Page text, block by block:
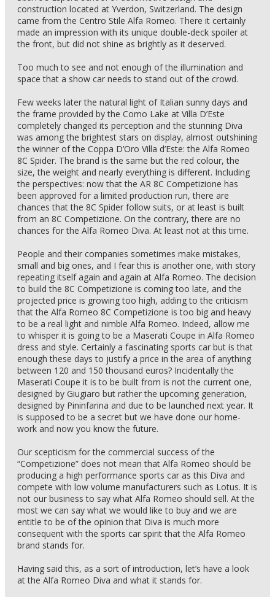
construction located at Yverdon, Switzerland. The design
came from the Centro Stile Alfa Romeo. There it certainly
made an impression with its unique double-deck spoiler at
the front, but did not shine as brightly as it deserved.
Too much to see and not enough of the illumination and
space that a show car needs to stand out of the crowd.
Few weeks later the natural light of Italian sunny days and
the frame provided by the Como Lake at Villa D’Este
completely changed its perception and the stunning Diva
was among the brightest stars on display, almost outshining
the winner of the Coppa D’Oro Villa d’Este: the Alfa Romeo
8C Spider. The brand is the same but the red colour, the
size, the weight and nearly everything is different. Including
the perspectives: now that the AR 8C Competizione has
been approved for a limited production run, there are
chances that the 8C Spider follow suits, or at least is built
from an 8C Competizione. On the contrary, there are no
chances for the Alfa Romeo Diva. At least not at this time.
People and their companies sometimes make mistakes,
small and big ones, and I fear this is another one, with story
repeating itself again and again at Alfa Romeo. The decision
to build the 8C Competizione is coming too late, and the
projected price is growing too high, adding to the criticism
that the Alfa Romeo 8C Competizione is too big and heavy
to be a real light and nimble Alfa Romeo. Indeed, allow me
to whisper it is going to be a Maserati Coupe in Alfa Romeo
dress and style. Certainly a fascinating sports car but is that
enough these days to justify a price in the area of anything
between 120 and 150 thousand euros? Incidentally the
Maserati Coupe it is to be built from is not the current one,
designed by Giugiaro but rather the upcoming generation,
designed by Pininfarina and due to be launched next year. It
is supposed to be a secret but we have done our home-
work and now you know the future.
Our scepticism for the commercial success of the
“Competizione” does not mean that Alfa Romeo should be
producing a high performance sports car as this Diva and
compete with low volume manufacturers such as Lotus. It is
not our business to say what Alfa Romeo should sell. At the
most we can say what we would like to buy and we are
entitle to be of the opinion that Diva is much more
consequent with the sports car spirit that the Alfa Romeo
brand stands for.
Having said this, as a sort of introduction, let’s have a look
at the Alfa Romeo Diva and what it stands for.